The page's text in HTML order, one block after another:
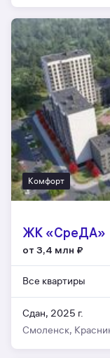
Комфорт
ЖК «СреДА»
от 3,4 млн ₽
Все квартиры
Сдан, 2025 г.
Смоленск,